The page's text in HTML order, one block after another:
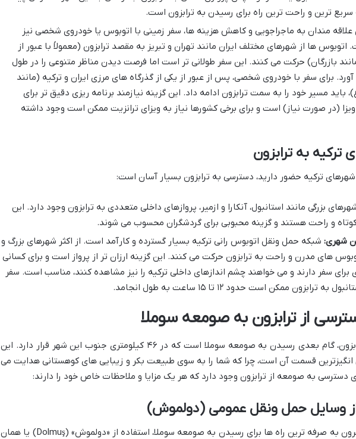
سریع ترین و راحت ترین راه برای رسیدن به ترابزون است.
علاقه مندان به ماجراجویی و کاهش هزینه ها، سفر زمینی با اتوبوس یا خودروی شخصی نیز
اتوبوس ها از شهرهای مختلف ایران مانند تهران و تبریز به مقصد ترابزون (معمولاً با عبور از
بازرگان) حرکت می کنند. این سفر طولانی تر است اما فرصت دیدن مناظر متنوعی را در طول
برای سفر با خودروی شخصی، پس از عبور از یکی از گذرگاه های مرزی ایران و ترکیه (مانند
باید مسیر خود را به سمت ترابزون ادامه داد. این گزینه نیازمند برنامه ریزی دقیق تر برای
(در صورت نیاز) است و برای برخی کشورها نیاز به ویزای ترانزیت ممکن است وجود داشته
ترکیه به ترابزون
شهرهای ترکیه حضور دارید، دسترسی به ترابزون بسیار آسان است:
بزرگی مانند استانبول، آنکارا و ازمیر، پروازهای داخلی متعددی به ترابزون وجود دارد. این
کوتاه و راحت هستند و گزینه محبوبی برای گردشگران محسوب می شوند.
شهری: شبکه حمل ونقل اتوبوس رانی ترکیه بسیار گسترده و کارآمد است. از اکثر شهرهای بزرگ و
های مدرن و راحت به ترابزون حرکت می کنند. این گزینه ارزان تر از پرواز است و برای کسانی
برای سفر دارند و می خواهند چشم اندازهای داخلی ترکیه را نیز مشاهده کنند، مناسب است. سفر
ترابزون ممکن است حدود ۱۲ تا ۱۵ ساعت به طول انجامد.
از ترابزون به صومعه سوملا
پس از رسیدن به ترابزون، گام بعدی رسیدن به صومعه سوملا است که در ۴۶ کیلومتری جنوب این شهر قرار دارد. این
قسمت آن است، چرا که شما را به سوی طبیعت بکر و زیبایی های کوهستانی هدایت می
دسترسی به صومعه از ترابزون وجود دارد که هر یک مزایا و ملاحظات خاص خود را دارند:
از وسایل حمل ونقل عمومی (دولموش)
یکی از رایج ترین و مقرون به صرفه ترین راه ها برای رسیدن به صومعه سوملا، استفاده از «دولموش» (Dolmuş) یا همان